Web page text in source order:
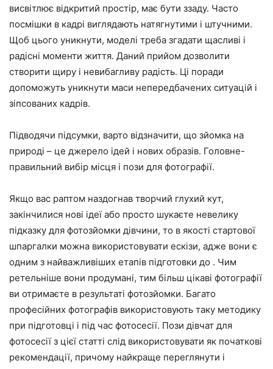
висвітлює відкритий простір, має бути ззаду. Часто
посмішки в кадрі виглядають натягнутими і штучними.
Щоб цього уникнути, моделі треба згадати щасливі і
радісні моменти життя. Даний прийом дозволити
створити щиру і невибагливу радість. Ці поради
допоможуть уникнути маси непередбачених ситуацій і
зіпсованих кадрів.
Підводячи підсумки, варто відзначити, що зйомка на
природі – це джерело ідей і нових образів. Головне-
правильний вибір місця і пози для фотографії.
Якщо вас раптом наздогнав творчий глухий кут,
закінчилися нові ідеї або просто шукаєте невелику
підказку для фотозйомки дівчини, то в якості стартової
шпаргалки можна використовувати ескізи, адже вони є
одним з найважливіших етапів підготовки до . Чим
ретельніше вони продумані, тим більш цікаві фотографії
ви отримаєте в результаті фотозйомки. Багато
професійних фотографів використовують таку методику
при підготовці і під час фотосесії. Пози дівчат для
фотосесії з цієї статті слід використовувати як початкові
рекомендації, причому найкраще переглянути і